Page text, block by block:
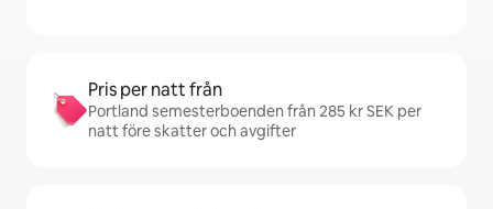
Pris per natt från
Portland semesterboenden från 285 kr SEK per
natt före skatter och avgifter